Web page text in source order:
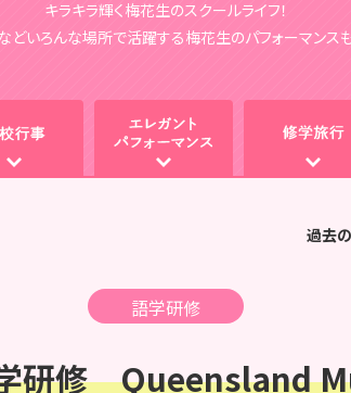
キラキラ輝く梅花生のスクールライフ！
どいろんな場所で活躍する梅花生のパフォーマンスも
過去
語学研修
学研修 Queensland